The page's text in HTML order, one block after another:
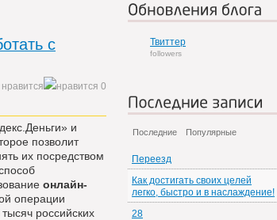
с
0
и
позволит
их посредством
онлайн-
операции
российских
Обновления блога
Твиттер
followers
Последние записи
Последние Популярные
Переезд
Как достигать своих целей
легко, быстро и в наслаждение!
28